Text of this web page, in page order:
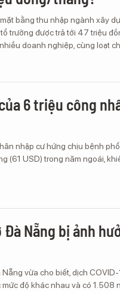
bằng thu nhập ngành xây
trưởng được trả tới 47 triệu
doanh nghiệp, cùng loạt
6 triệu công
nhập cư hứng chịu bệnh
(61 USD) trong năm ngoái,
Đà Nẵng bị ảnh
vừa cho biết, dịch
độ khác nhau và có 1.508